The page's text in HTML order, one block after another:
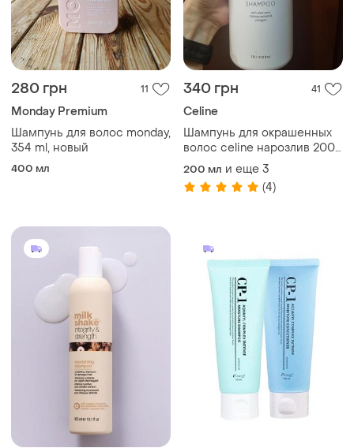
280 грн 11
Monday Premium
Шампунь для волос monday,
354 ml, новый
400 мл
340 грн 41
Celine
Шампунь для окрашенных
волос celine нарозлив 200
мл, кондиционера 150 мл и
маски 100 мл
200 мл и еще 3
(4)